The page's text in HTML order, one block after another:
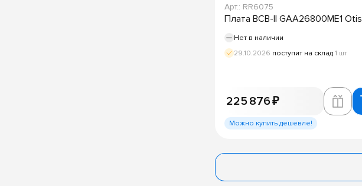
Арт.: RR6075
Плата BCB-II GAA26800ME1 Otis
Нет в наличии
29.10.2026 поступит на склад 1 шт
225 876 ₽
Можно купить дешевле!